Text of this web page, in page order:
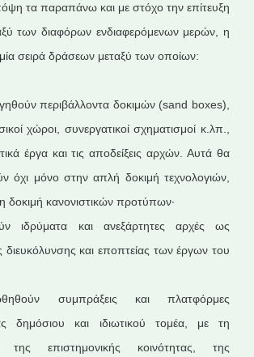
τα παραπάνω και με στόχο την επίτευξη
των διαφόρων ενδιαφερόμενων μερών, η
σειρά δράσεων μεταξύ των οποίων:
περιβάλλοντα δοκιμών (sand boxes),
χώροι, συνεργατικοί σχηματισμοί κ.λπ.,
έργα και τις αποδείξεις αρχών. Αυτά θα
όχι μόνο στην απλή δοκιμή τεχνολογιών,
δοκιμή κανονιστικών προτύπων·
ιδρύματα και ανεξάρτητες αρχές ως
διευκόλυνσης και εποπτείας των έργων του
συμπράξεις και πλατφόρμες
δημόσιου και ιδιωτικού τομέα, με τη
της επιστημονικής κοινότητας, της